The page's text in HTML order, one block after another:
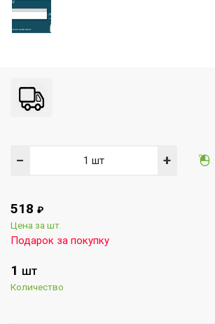
− +
518 ₽
Цена за шт.
Подарок за покупку
1 ШТ
Количество